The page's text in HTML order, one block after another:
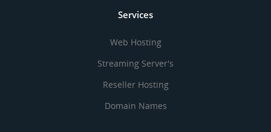
Services
Web Hosting
Streaming Server's
Reseller Hosting
Domain Names